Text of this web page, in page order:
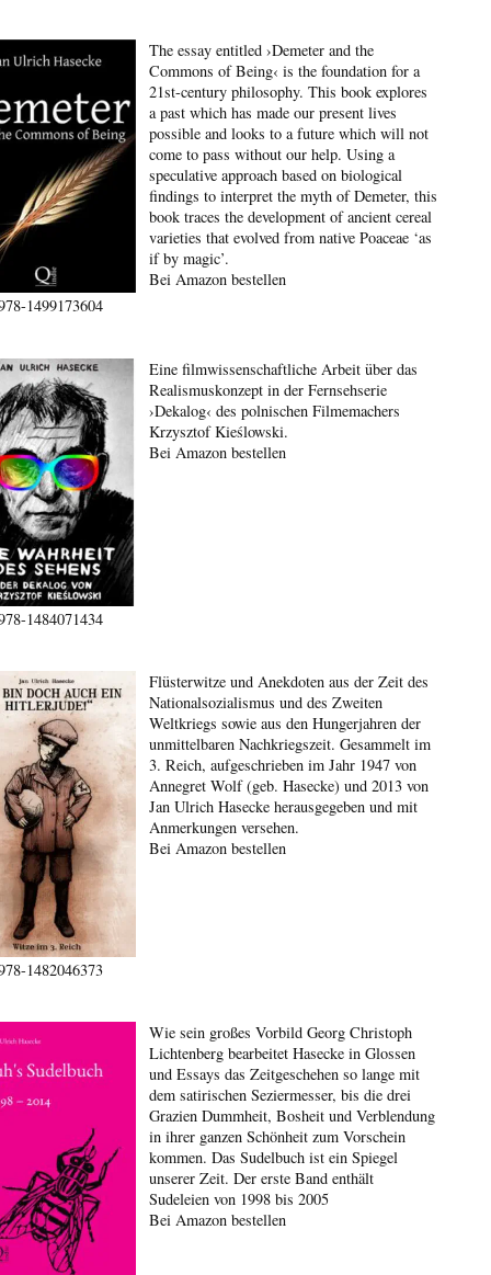
1499173604
The essay entitled ›Demeter and the
Commons of Being‹ is the foundation for a
21st-century philosophy. This book explores
a past which has made our present lives
possible and looks to a future which will not
come to pass without our help. Using a
speculative approach based on biological
findings to interpret the myth of Demeter, this
book traces the development of ancient cereal
varieties that evolved from native Poaceae ‘as
if by magic’.
Bei Amazon bestellen
1484071434
Eine filmwissenschaftliche Arbeit über das
Realismuskonzept in der Fernsehserie
›Dekalog‹ des polnischen Filmemachers
Krzysztof Kieślowski.
Bei Amazon bestellen
1482046373
Flüsterwitze und Anekdoten aus der Zeit des
Nationalsozialismus und des Zweiten
Weltkriegs sowie aus den Hungerjahren der
unmittelbaren Nachkriegszeit. Gesammelt im
3. Reich, aufgeschrieben im Jahr 1947 von
Annegret Wolf (geb. Hasecke) und 2013 von
Jan Ulrich Hasecke herausgegeben und mit
Anmerkungen versehen.
Bei Amazon bestellen
Wie sein großes Vorbild Georg Christoph
Lichtenberg bearbeitet Hasecke in Glossen
und Essays das Zeitgeschehen so lange mit
dem satirischen Seziermesser, bis die drei
Grazien Dummheit, Bosheit und Verblendung
in ihrer ganzen Schönheit zum Vorschein
kommen. Das Sudelbuch ist ein Spiegel
unserer Zeit. Der erste Band enthält
Sudeleien von 1998 bis 2005
Bei Amazon bestellen